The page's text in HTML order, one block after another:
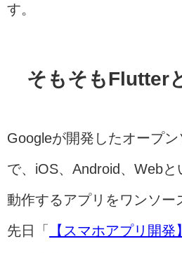
す。
そもそもFlutter
Googleが開発したオープ
で、iOS、Android、Web
動作するアプリをワンソー
先日「 【スマホアプリ開